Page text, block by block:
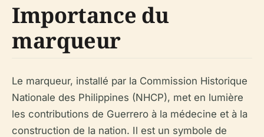
Importance du
marqueur
Le marqueur, installé par la Commission Historique
Nationale des Philippines (NHCP), met en lumière
les contributions de Guerrero à la médecine et à la
construction de la nation. Il est un symbole de